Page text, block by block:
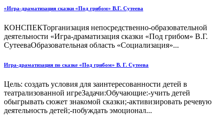
«Игра-драматизация сказки «Под грибом» В.Г. Сутеева
КОНСПЕКТорганизация непосредственно-образовательной
деятельности «Игра-драматизация сказки «Под грибом» В.Г.
СутееваОбразовательная область «Социализация»...
Игра-драматизация по сказке «Под грибом» В. Г. Сутеева
Цель: создать условия для заинтересованности детей в
театрализованной игреЗадачи:Обучающие:-учить детей
обыгрывать сюжет знакомой сказки;-активизировать речевую
деятельность детей;-побуждать эмоционал...